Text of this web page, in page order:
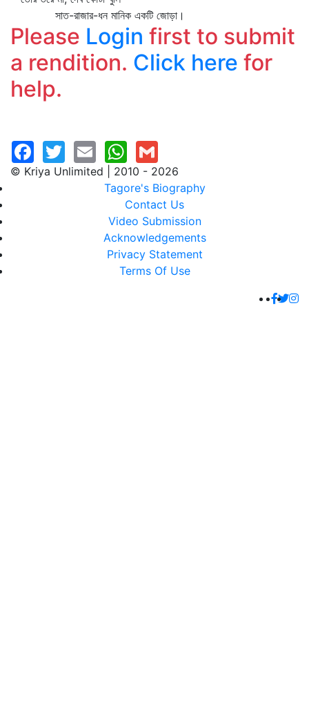
সাত-রাজার-ধন মানিক একটি জোড়া।
Please Login first to submit
a rendition. Click here for
help.
© Kriya Unlimited | 2010 - 2026
Tagore's Biography
Contact Us
Video Submission
Acknowledgements
Privacy Statement
Terms Of Use